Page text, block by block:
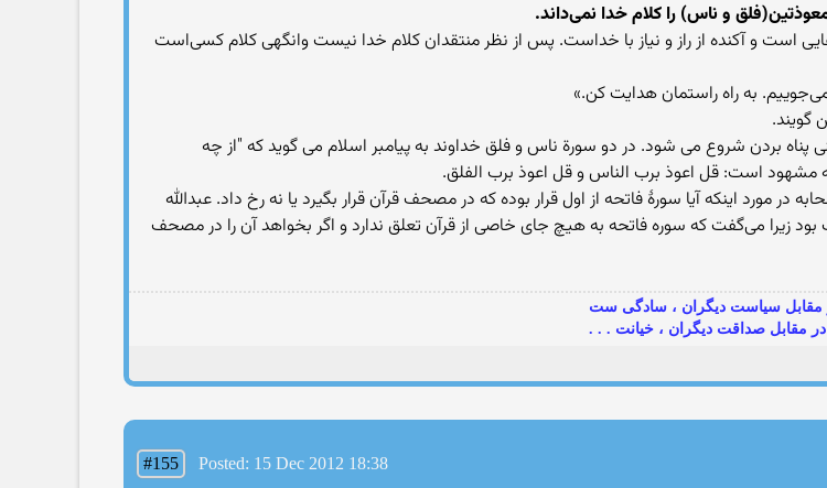
و ناس) را کلام خدا نمی‌داند.
است و آکنده از راز و نیاز با خداست. پس از نظر منتقدان کلام خدا نیست وانگهی کلام کسی‌است
می‌جوییم. به راه راستمان هدایت کن.»
گویند.
پناه بردن شروع می شود. در دو سورة ناس و فلق خداوند به پیامبر اسلام می گوید که "از چه
مشهود است: قل اعوذ برب الناس و قل اعوذ برب الفلق.
مورد اینکه آیا سورهٔ فاتحه از اول قرار بوده که در مصحف قرآن قرار بگیرد یا نه رخ داد. عبدالله
زیرا می‌گفت که سوره فاتحه به هیچ جای خاصی از قرآن تعلق ندارد و اگر بخواهد آن را در مصحف
سیاست دیگران ، سادگی ست
مقابل صداقت دیگران ، خیانت . . .
#155 Posted: 15 Dec 2012 18:38